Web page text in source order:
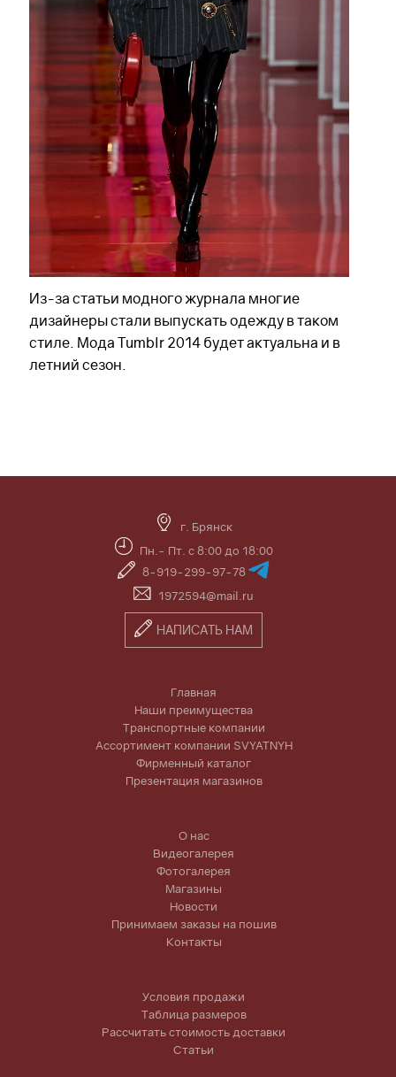
Из-за статьи модного журнала многие
дизайнеры стали выпускать одежду в таком
стиле. Мода Tumblr 2014 будет актуальна и в
летний сезон.
г. Брянск
Пн.- Пт. с 8:00 до 18:00
8-919-299-97-78
1972594@mail.ru
НАПИСАТЬ НАМ
Главная
Наши преимущества
Транспортные компании
Ассортимент компании SVYATNYH
Фирменный каталог
Презентация магазинов
О нас
Видеогалерея
Фотогалерея
Магазины
Новости
Принимаем заказы на пошив
Контакты
Условия продажи
Таблица размеров
Рассчитать стоимость доставки
Статьи